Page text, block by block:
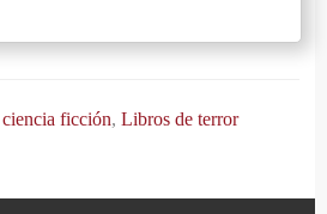
ficción,Libros de terror